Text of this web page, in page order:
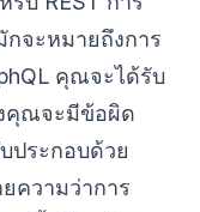
กจะหมายถึงการ
คุณจะได้รับ
คุณจะมีข้อผิด
ประกอบด้วย
ความว่าการ